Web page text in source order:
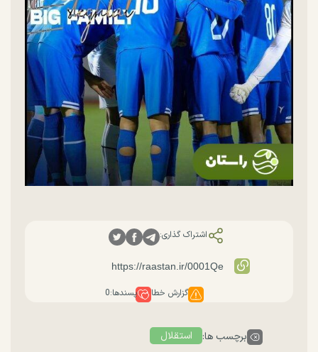
اشتراک گذاری:
گزارش خطا پسندها:0
برچسب ها: استقلال